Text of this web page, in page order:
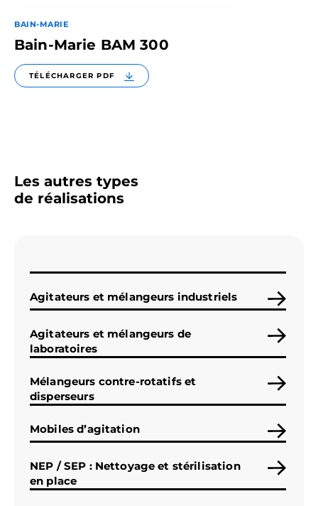
BAIN-MARIE
Bain-Marie BAM 300
TÉLÉCHARGER PDF
Les autres types
de réalisations
Agitateurs et mélangeurs industriels
Agitateurs et mélangeurs de
laboratoires
Mélangeurs contre-rotatifs et
disperseurs
Mobiles d’agitation
NEP / SEP : Nettoyage et stérilisation
en place